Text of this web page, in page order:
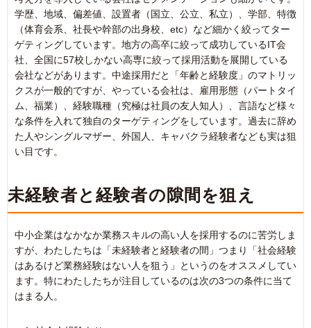
学歴、地域、偏差値、設置者（国立、公立、私立）、学部、特徴
（体育会系、社長や幹部の出身校、etc）など細かく絞ってター
ゲティングしています。地方の高卒に絞って成功しているIT会
社、全国に57校しかない高専に絞って採用活動を展開している
会社などがあります。中途採用だと「年齢と経験度」のマトリッ
クスが一般的ですが、やっている会社は、雇用形態（パートタイ
ム、福業）、経験職種（究極は社員の友人知人）、言語など様々
な条件を入れて独自のターゲティングをしています。過去に辞め
た人やシングルマザー、外国人、キャバクラ経験者なども実は狙
い目です。
未経験者と経験者の隙間を狙え
中小企業はなかなか業務スキルの高い人を採用するのに苦労しま
すが、わたしたちは「未経験者と経験者の間」つまり「社会経験
はあるけど業務経験はない人を狙う」というのをオススメしてい
ます。特にわたしたちが注目しているのは次の3つの条件に当て
はまる人。